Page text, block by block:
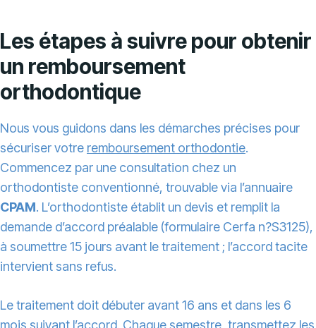
Les étapes à suivre pour obtenir
un remboursement
orthodontique
Nous vous guidons dans les démarches précises pour
sécuriser votre remboursement orthodontie.
Commencez par une consultation chez un
orthodontiste conventionné, trouvable via l’annuaire
CPAM. L’orthodontiste établit un devis et remplit la
demande d’accord préalable (formulaire Cerfa n?S3125),
à soumettre 15 jours avant le traitement ; l’accord tacite
intervient sans refus.
Le traitement doit débuter avant 16 ans et dans les 6
mois suivant l’accord. Chaque semestre, transmettez les